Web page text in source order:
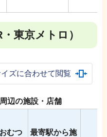
東京メトロ）
ズに合わせて閲覧
辺の施設・店舗
おむつ
最寄駅から施